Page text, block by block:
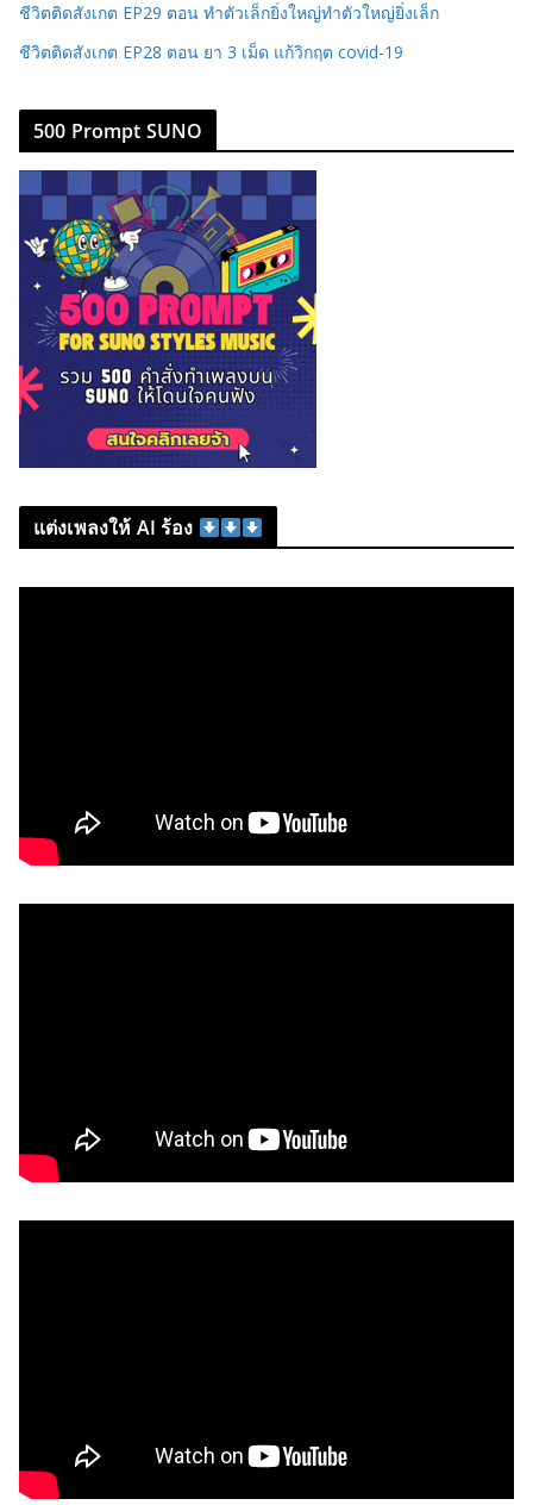
ชีวิตติดสังเกต EP29 ตอน ทำตัวเล็กยิ่งใหญ่ทำตัวใหญ่ยิ่งเล็ก
ชีวิตติดสังเกต EP28 ตอน ยา 3 เม็ด แก้วิกฤต covid-19
500 Prompt SUNO
แต่งเพลงให้ AI ร้อง